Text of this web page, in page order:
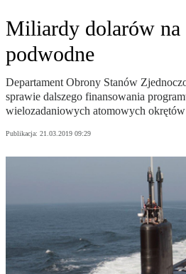
Miliardy dolarów na
podwodne
Departament Obrony Stanów
sprawie dalszego finansowania
wielozadaniowych atomowych
Publikacja: 21.03.2019 09:29